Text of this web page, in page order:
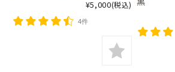
¥5,000(税込)
4件